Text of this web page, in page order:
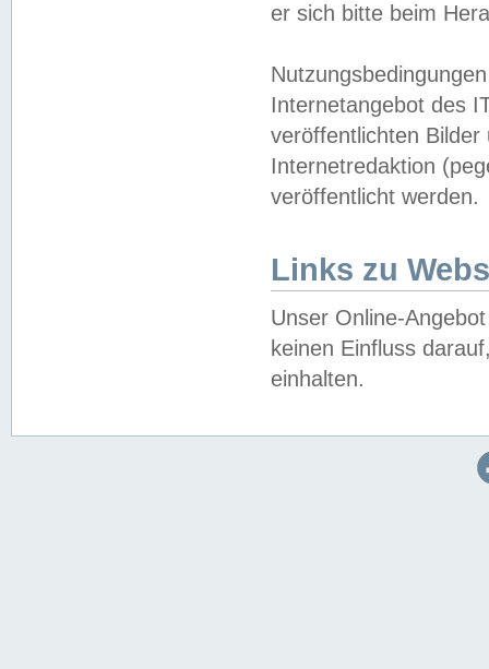
er sich bitte beim
Internetangebot des
veröffentlichten
Internetredaktion
veröffentlicht werden.
Links zu
Unser Online-
keinen Einfluss
einhalten.